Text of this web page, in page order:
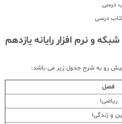
و نرم افزار رایانه یازدهم
رو به شرح جدول زیر می باشد:
فصل
ریاضی1
و زندگی1